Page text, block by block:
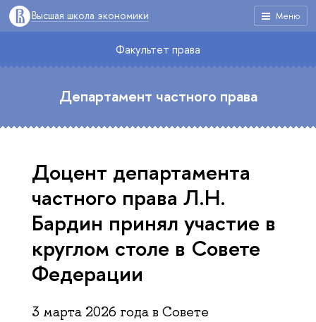
Меню
Высшая школа экономики
Факультет права
Департамент частного права
Доцент департамента
частного права Л.Н.
Бардин принял участие в
круглом столе в Совете
Федерации
3 марта 2026 года в Совете